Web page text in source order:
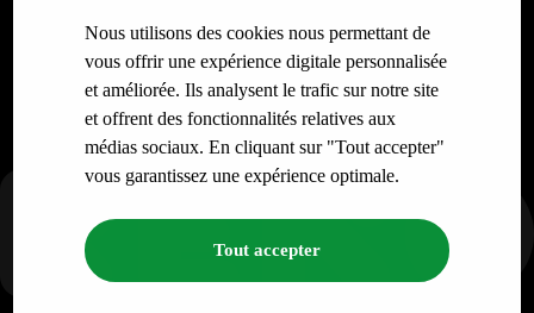
Nous utilisons des cookies nous permettant de
vous offrir une expérience digitale personnalisée
et améliorée. Ils analysent le trafic sur notre site
et offrent des fonctionnalités relatives aux
médias sociaux. En cliquant sur "Tout accepter"
vous garantissez une expérience optimale.
Tout accepter